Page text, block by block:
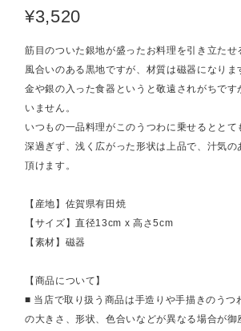
¥3,520
筋目のついた銀地が盛ったお料理を引き立たせ
風合いのある黒地ですが、材質は磁器になりま
金や銀の入った食器というと敬遠されがちです
いません。
いつもの一品料理がこのうつわに乗せるととて
深過ぎず、浅く広がった形状は上品で、汁気の
頂けます。
【産地】佐賀県有田焼
【サイズ】直径13cm x 高さ5cm
【素材】磁器
【商品について】
■ 当店で取り扱う商品は手造りや手描きのうつ
の大きさ、形状、色合いなどが異なる場合が御